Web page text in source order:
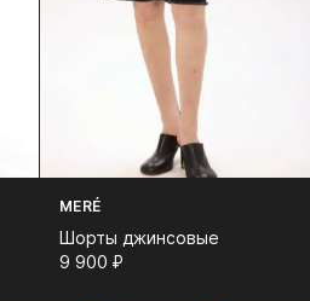
MERÉ
Шорты джинсовые
9 900⁠ ⁠₽